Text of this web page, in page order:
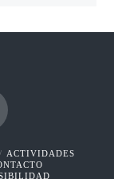
ACTIVIDADES